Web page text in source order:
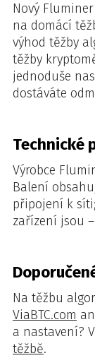
Nový
na domácí
výhod těžby
těžby
jednoduše
dostáváte
Technické
Výrobce
Balení
připojení k
zařízení jsou –
Na těžbu
ViaBTC.com
a nastavení?
těžbě.